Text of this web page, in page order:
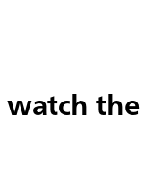
watch the